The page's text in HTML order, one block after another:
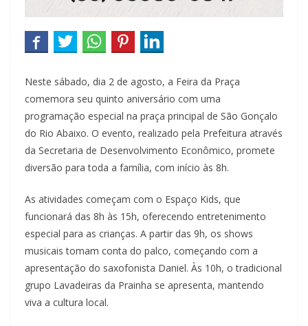
Neste sábado, dia 2 de agosto, a Feira da Praça
comemora seu quinto aniversário com uma
programação especial na praça principal de São Gonçalo
do Rio Abaixo. O evento, realizado pela Prefeitura através
da Secretaria de Desenvolvimento Econômico, promete
diversão para toda a família, com início às 8h.
As atividades começam com o Espaço Kids, que
funcionará das 8h às 15h, oferecendo entretenimento
especial para as crianças. A partir das 9h, os shows
musicais tomam conta do palco, começando com a
apresentação do saxofonista Daniel. Às 10h, o tradicional
grupo Lavadeiras da Prainha se apresenta, mantendo
viva a cultura local.